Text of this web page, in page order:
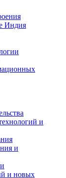
Индия
и
и
и новых